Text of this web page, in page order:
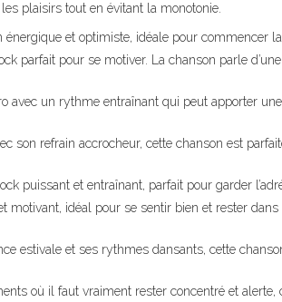
plaisirs tout en évitant la monotonie.
énergique et optimiste, idéale pour commencer
parfait pour se motiver. La chanson parle
avec un rythme entraînant qui peut apporter
son refrain accrocheur, cette chanson est
puissant et entraînant, parfait pour garder
motivant, idéal pour se sentir bien et rester
estivale et ses rythmes dansants, cette
où il faut vraiment rester concentré et